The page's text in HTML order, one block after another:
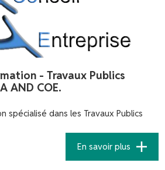
- Travaux Publics
AND COE.
spécialisé dans les Travaux Publics
En savoir plus